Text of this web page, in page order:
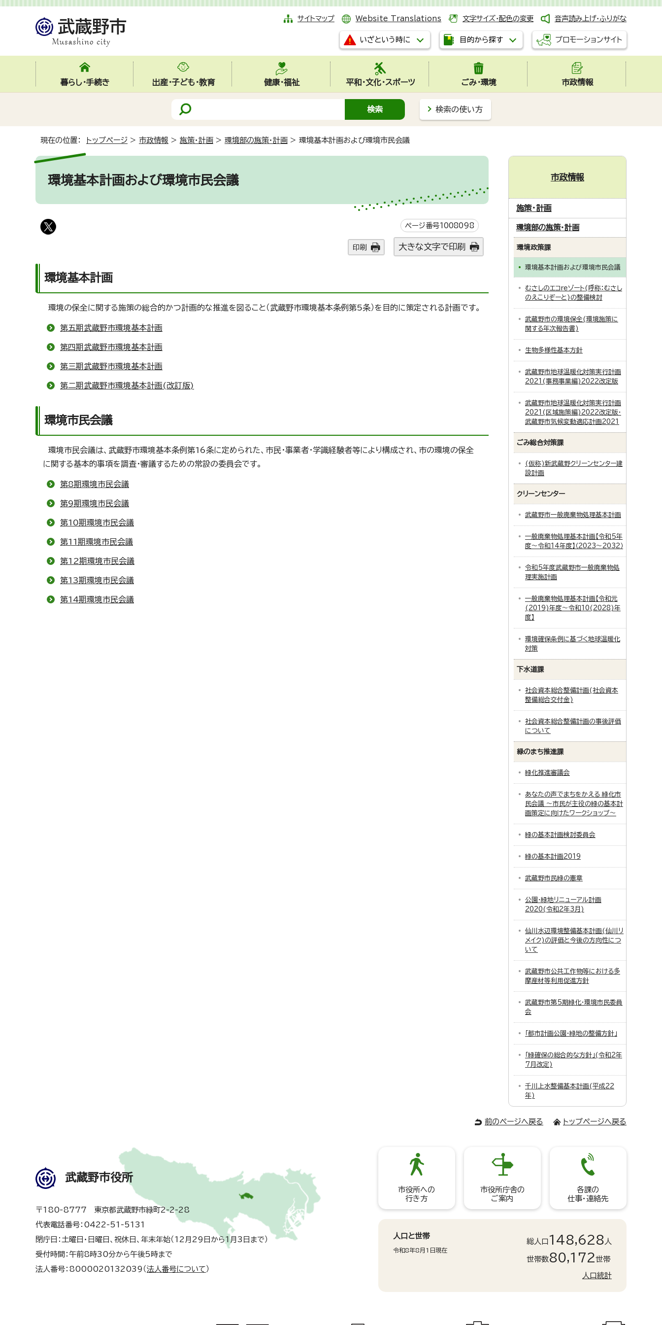
サイトマップ Website Translations 文字サイズ・配色の変更 音声読み上げ・ふりがな
いざという時に 目的から探す プロモーションサイト
暮らし・手続き 出産・子ども・教育 健康・福祉 平和・文化・スポーツ ごみ・環境 市政情報
検索の使い方
現在の位置： トップページ > 市政情報 > 施策・計画 > 環境部の施策・計画 > 環境基本計画および環境市民会議
環境基本計画および環境市民会議
ページ番号1008098
印刷 大きな文字で印刷
環境基本計画
環境の保全に関する施策の総合的かつ計画的な推進を図ること（武蔵野市環境基本条例第5条）を目的に策定される計画です。
第五期武蔵野市環境基本計画
第四期武蔵野市環境基本計画
第三期武蔵野市環境基本計画
第二期武蔵野市環境基本計画(改訂版)
環境市民会議
環境市民会議は、武蔵野市環境基本条例第16条に定められた、市民・事業者・学識経験者等により構成され、市の環境の保全
に関する基本的事項を調査・審議するための常設の委員会です。
第8期環境市民会議
第9期環境市民会議
第10期環境市民会議
第11期環境市民会議
第12期環境市民会議
第13期環境市民会議
第14期環境市民会議
市政情報
施策・計画
環境部の施策・計画
環境政策課
環境基本計画および環境市民会議
むさしのエコreゾート(呼称：むさし
のえこりぞーと)の整備検討
武蔵野市の環境保全(環境施策に
関する年次報告書)
生物多様性基本方針
武蔵野市地球温暖化対策実行計画
2021(事務事業編)2022改定版
武蔵野市地球温暖化対策実行計画
2021(区域施策編)2022改定版・
武蔵野市気候変動適応計画2021
ごみ総合対策課
(仮称)新武蔵野クリーンセンター建
設計画
クリーンセンター
武蔵野市一般廃棄物処理基本計画
一般廃棄物処理基本計画【令和5年
度～令和14年度】（2023～2032）
令和5年度武蔵野市一般廃棄物処
理実施計画
一般廃棄物処理基本計画【令和元
(2019)年度～令和10(2028)年
度】
環境確保条例に基づく地球温暖化
対策
下水道課
社会資本総合整備計画(社会資本
整備総合交付金)
社会資本総合整備計画の事後評価
について
緑のまち推進課
緑化推進審議会
あなたの声でまちをかえる 緑化市
民会議 ～市民が主役の緑の基本計
画策定に向けたワークショップ～
緑の基本計画検討委員会
緑の基本計画2019
武蔵野市民緑の憲章
公園・緑地リニューアル計画
2020(令和2年3月)
仙川水辺環境整備基本計画(仙川リ
メイク)の評価と今後の方向性につ
いて
武蔵野市公共工作物等における多
摩産材等利用促進方針
武蔵野市第5期緑化・環境市民委員
会
「都市計画公園・緑地の整備方針」
「緑確保の総合的な方針」(令和2年
7月改定)
千川上水整備基本計画(平成22
年)
前のページへ戻る トップページへ戻る
武蔵野市役所
〒180-8777 東京都武蔵野市緑町2-2-28
代表電話番号：0422-51-5131
閉庁日：土曜日・日曜日、祝休日、年末年始（12月29日から1月3日まで）
受付時間：午前8時30分から午後5時まで
法人番号：8000020132039（ 法人番号について ）
市役所への
行き方
市役所庁舎の
ご案内
各課の
仕事・連絡先
人口と世帯
令和8年8月1日現在
総人口 148,628 人
世帯数80,172世帯
人口統計